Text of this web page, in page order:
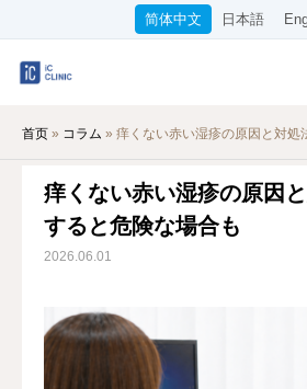
简体中文 日本語
首页 » コラム » 痒くない赤い湿疹の原因と対処法
痒くない赤い湿疹の原因
すると危険な場合も
2026.06.01
收费标准
在线诊疗
关于本院
交通指南